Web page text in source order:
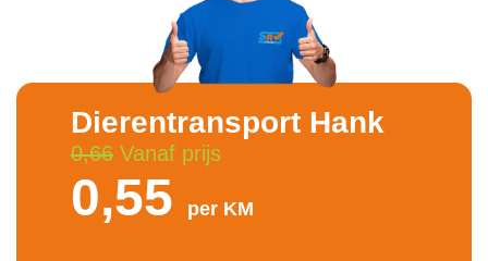
Dierentransport Hank
0,66Vanaf prijs
0,55 per KM